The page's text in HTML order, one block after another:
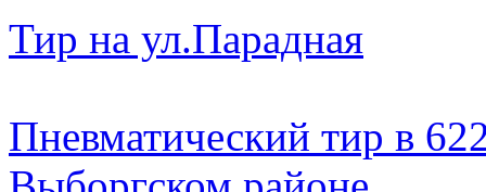
Тир на ул.Парадная
Пневматический тир в